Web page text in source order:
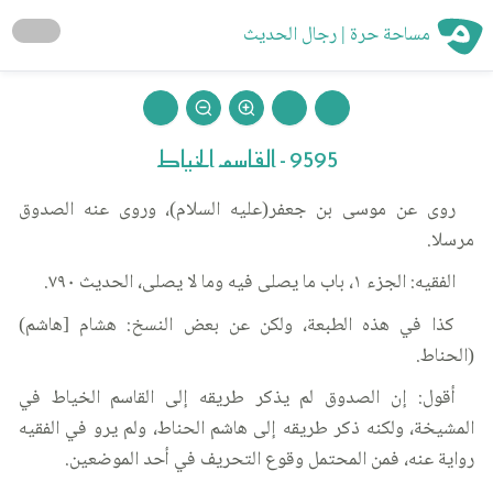
مساحة حرة | رجال الحديث
9595 - القاسم الخياط
روى عن موسى بن جعفر(عليه السلام)، وروى عنه الصدوق
مرسلا.
الفقيه: الجزء ١، باب ما يصلى فيه وما لا يصلى، الحديث ٧٩٠.
كذا في هذه الطبعة، ولكن عن بعض النسخ: هشام [هاشم)
(الحناط.
أقول: إن الصدوق لم يذكر طريقه إلى القاسم الخياط في
المشيخة، ولكنه ذكر طريقه إلى هاشم الحناط، ولم يرو في الفقيه
رواية عنه، فمن المحتمل وقوع التحريف في أحد الموضعين.